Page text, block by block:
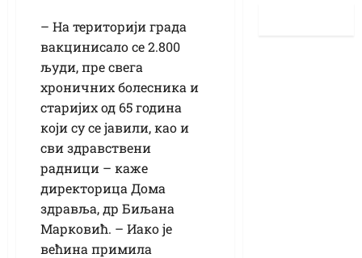
– На територији града
вакцинисало се 2.800
људи, пре свега
хроничних болесника и
старијих од 65 година
који су се јавили, као и
сви здравствени
радници – каже
директорица Дома
здравља, др Биљана
Марковић. – Иако је
већина примила